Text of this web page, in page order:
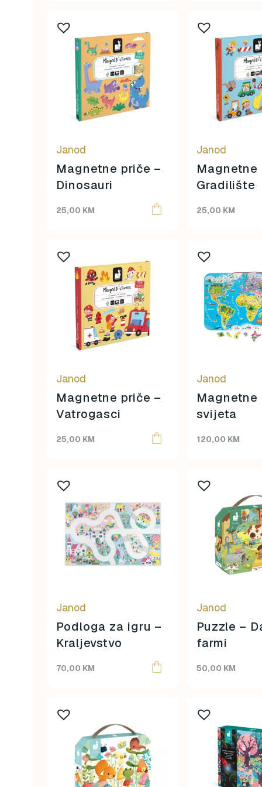
STERNTALER 39
Torbe za pelene 0
Janod
Magnetne priče –
Dinosauri
25,00 KM
Janod
Magnetne
Gradilište
25,00 KM
Janod
Magnetne priče –
Vatrogasci
25,00 KM
Janod
Magnetne
svijeta
120,00 KM
Janod
Podloga za igru –
Kraljevstvo
70,00 KM
Janod
Puzzle –
farmi
50,00 KM